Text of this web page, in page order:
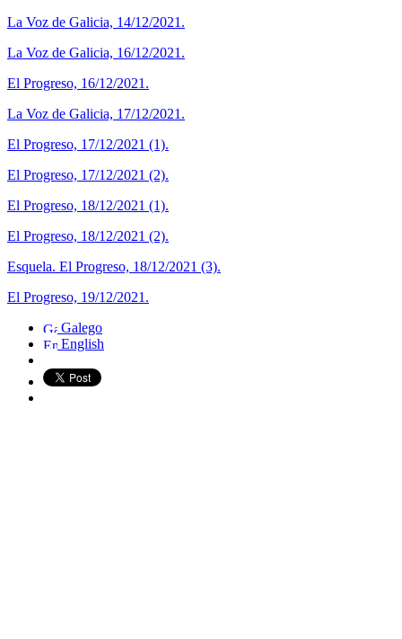
La Voz de Galicia, 14/12/2021.
La Voz de Galicia, 16/12/2021.
El Progreso, 16/12/2021.
La Voz de Galicia, 17/12/2021.
El Progreso, 17/12/2021 (1).
El Progreso, 17/12/2021 (2).
El Progreso, 18/12/2021 (1).
El Progreso, 18/12/2021 (2).
Esquela. El Progreso, 18/12/2021 (3).
El Progreso, 19/12/2021.
Galego
English